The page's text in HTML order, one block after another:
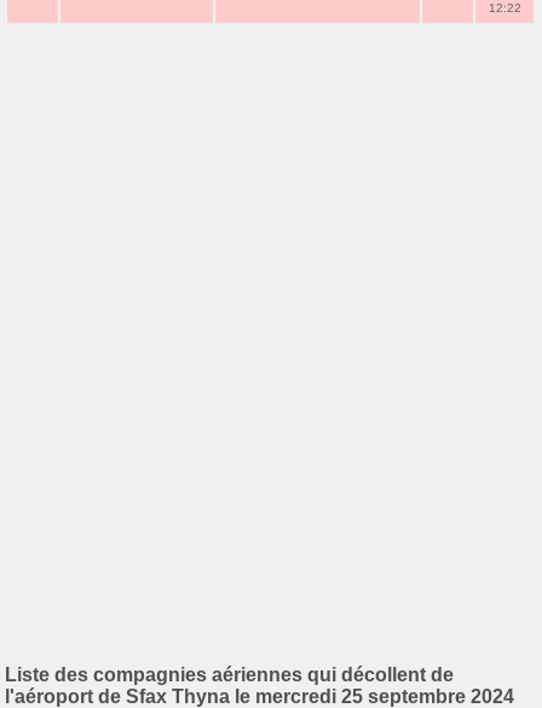
12:22
Liste des compagnies aériennes qui décollent de
l'aéroport de Sfax Thyna le mercredi 25 septembre 2024